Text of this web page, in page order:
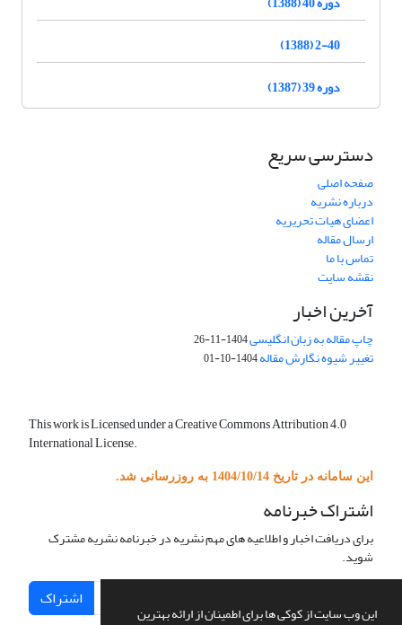
این وب سایت از کوکی ها برای اطمینان از ارائه بهترین
2-40 (1388)
دوره 39 (1387)
دسترسی سریع
صفحه اصلی
درباره نشریه
اعضای هیات تحریریه
ارسال مقاله
تماس با ما
نقشه سایت
آخرین اخبار
چاپ مقاله به زبان انگلیسی1404-11-26
تغییر شیوه نگارش مقاله1404-10-01
This work is Licensed under a Creative Commons Attribution 4.0
International License.
این سامانه در تاریخ 1404/10/14 به روزرسانی شد.
اشتراک خبرنامه
برای دریافت اخبار و اطلاعیه های مهم نشریه در خبرنامه نشریه مشترک
شوید.
اشتراک